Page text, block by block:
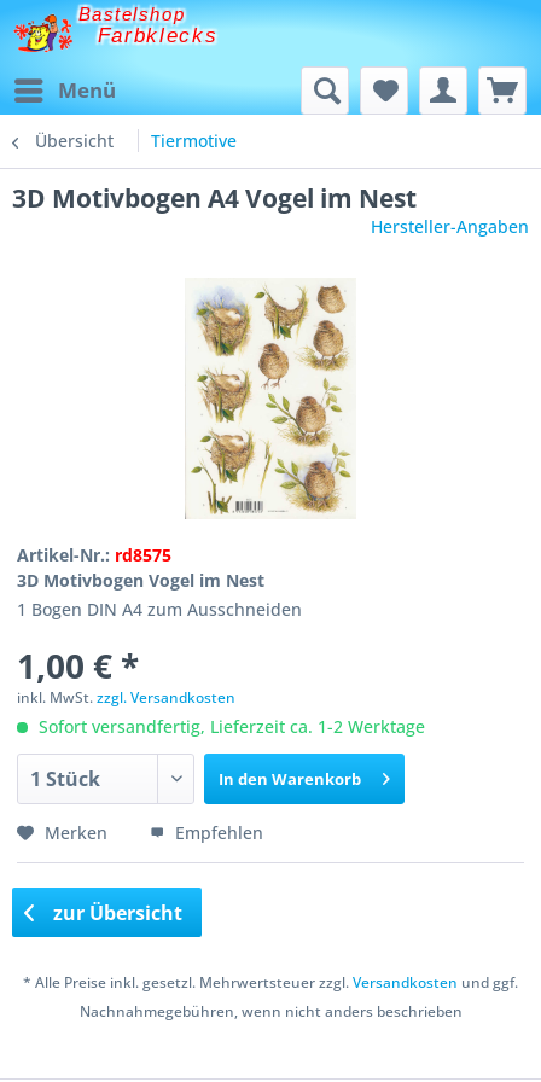
Bastelshop
Farbklecks
Menü
Übersicht Tiermotive
3D Motivbogen A4 Vogel im Nest
Hersteller-Angaben
Artikel-Nr.: rd8575
3D Motivbogen Vogel im Nest
1 Bogen DIN A4 zum Ausschneiden
1,00 € *
inkl. MwSt.zzgl. Versandkosten
Sofort versandfertig, Lieferzeit ca. 1-2 Werktage
In den Warenkorb
Merken Empfehlen
zur Übersicht
* Alle Preise inkl. gesetzl. Mehrwertsteuer zzgl.Versandkosten und ggf.
Nachnahmegebühren, wenn nicht anders beschrieben